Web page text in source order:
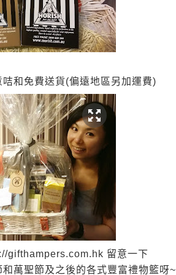
和免費送貨(偏遠地區另加運費)
gifthampers.com.hk 留意一下
萬聖節及之後的各式豐富禮物籃呀~